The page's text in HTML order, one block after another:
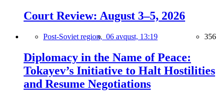
Court Review: August 3–5, 2026
Post-Soviet region, 06 avqust, 13:19 356
Diplomacy in the Name of Peace:
Tokayev’s Initiative to Halt Hostilities
and Resume Negotiations